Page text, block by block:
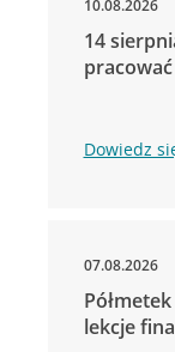
10.08.2026
14
pracować
Dowiedz
07.08.2026
lekcje